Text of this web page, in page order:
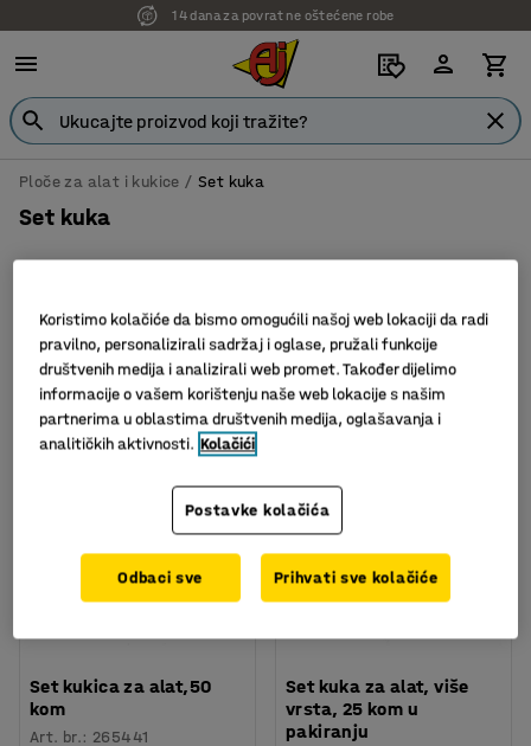
14 dana za povrat ne oštećene robe
Ploče za alat i kukice Set kuka
Set kuka
Sortiraj
3 proizvoda
Set kukica za alat,50
kom
Art. br.: 265441
Set kuka za alat, više
vrsta, 25 kom u
pakiranju
Koristimo kolačiće da bismo omogućili našoj web lokaciji da radi
pravilno, personalizirali sadržaj i oglase, pružali funkcije
društvenih medija i analizirali web promet. Također dijelimo
informacije o vašem korištenju naše web lokacije s našim
partnerima u oblastima društvenih medija, oglašavanja i
analitičkih aktivnosti. Kolačići
Postavke kolačića
Odbaci sve Prihvati sve kolačiće